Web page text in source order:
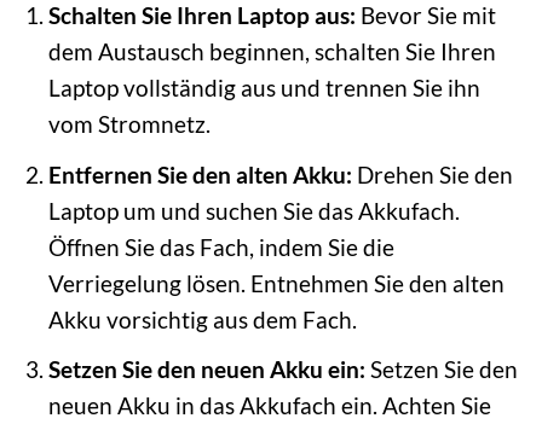
Schalten Sie Ihren Laptop aus: Bevor Sie mit
dem Austausch beginnen, schalten Sie Ihren
Laptop vollständig aus und trennen Sie ihn
vom Stromnetz.
Entfernen Sie den alten Akku: Drehen Sie den
Laptop um und suchen Sie das Akkufach.
Öffnen Sie das Fach, indem Sie die
Verriegelung lösen. Entnehmen Sie den alten
Akku vorsichtig aus dem Fach.
Setzen Sie den neuen Akku ein: Setzen Sie den
neuen Akku in das Akkufach ein. Achten Sie